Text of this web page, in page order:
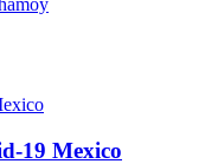
19 Mexico